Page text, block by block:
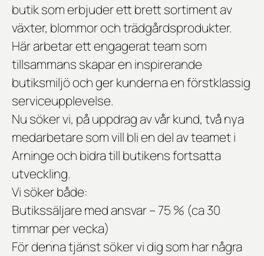
butik som erbjuder ett brett sortiment av
växter, blommor och trädgårdsprodukter.
Här arbetar ett engagerat team som
tillsammans skapar en inspirerande
butiksmiljö och ger kunderna en förstklassig
serviceupplevelse.
Nu söker vi, på uppdrag av vår kund, två nya
medarbetare som vill bli en del av teamet i
Arninge och bidra till butikens fortsatta
utveckling.
Vi söker både:
Butikssäljare med ansvar – 75 % (ca 30
timmar per vecka)
För denna tjänst söker vi dig som har några